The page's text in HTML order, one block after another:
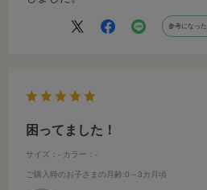
参考になった
困ってました！
サイズ：- カラー：-
ご購入時のお子さまの月齢:0～3カ月頃